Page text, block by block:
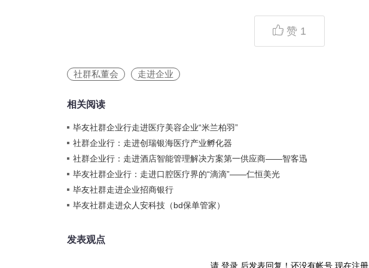
赞 1
社群私董会 走进企业
相关阅读
毕友社群企业行走进医疗美容企业“米兰柏羽”
社群企业行：走进创瑞银海医疗产业孵化器
社群企业行：走进酒店智能管理解决方案第一供应商——智客迅
毕友社群企业行：走进口腔医疗界的“滴滴”——仁恒美光
毕友社群走进企业招商银行
毕友社群走进众人安科技（bd保单管家）
发表观点
请登录 后发表回复！还没有帐号现在注册